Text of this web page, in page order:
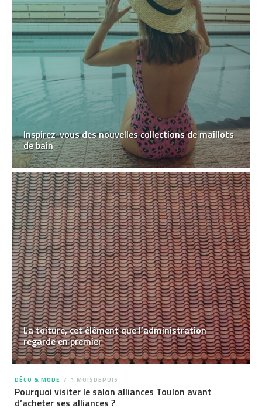
Inspirez-vous des nouvelles collections de maillots
de bain
La toiture, cet élément que l’administration
regarde en premier
DÉCO & MODE 1 MOISDEPUIS
Pourquoi visiter le salon alliances Toulon avant
d’acheter ses alliances ?